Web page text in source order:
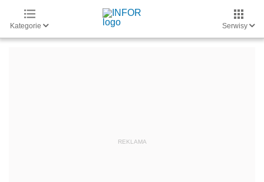
Kategorie Serwisy